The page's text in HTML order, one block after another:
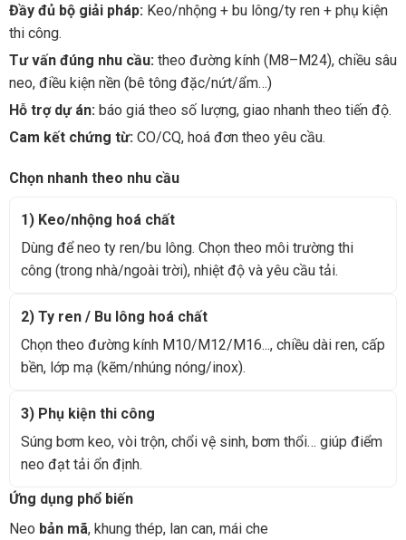
Đầy đủ bộ giải pháp: Keo/nhộng + bu lông/ty ren + phụ kiện
thi công.
Tư vấn đúng nhu cầu: theo đường kính (M8–M24), chiều sâu
neo, điều kiện nền (bê tông đặc/nứt/ẩm…)
Hỗ trợ dự án: báo giá theo số lượng, giao nhanh theo tiến độ.
Cam kết chứng từ: CO/CQ, hoá đơn theo yêu cầu.
Chọn nhanh theo nhu cầu
1) Keo/nhộng hoá chất
Dùng để neo ty ren/bu lông. Chọn theo môi trường thi
công (trong nhà/ngoài trời), nhiệt độ và yêu cầu tải.
2) Ty ren / Bu lông hoá chất
Chọn theo đường kính M10/M12/M16..., chiều dài ren, cấp
bền, lớp mạ (kẽm/nhúng nóng/inox).
3) Phụ kiện thi công
Súng bơm keo, vòi trộn, chổi vệ sinh, bơm thổi… giúp điểm
neo đạt tải ổn định.
Ứng dụng phổ biến
Neo bản mã, khung thép, lan can, mái che